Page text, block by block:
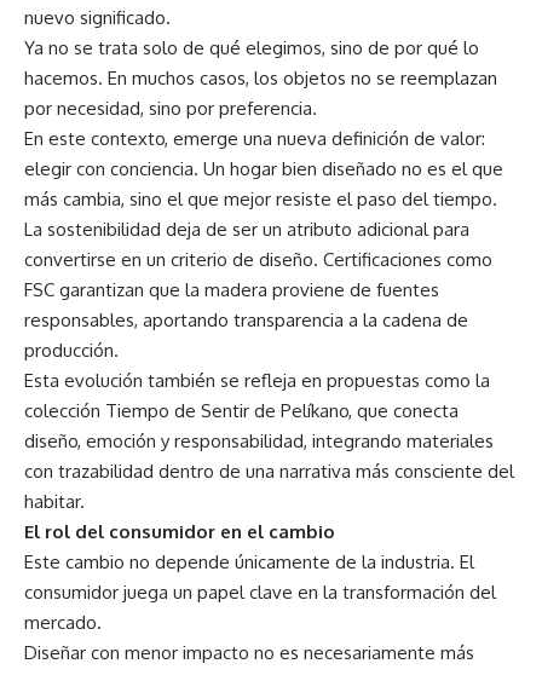
nuevo significado.
Ya no se trata solo de qué elegimos, sino de por qué lo
hacemos. En muchos casos, los objetos no se reemplazan
por necesidad, sino por preferencia.
En este contexto, emerge una nueva definición de valor:
elegir con conciencia. Un hogar bien diseñado no es el que
más cambia, sino el que mejor resiste el paso del tiempo.
La sostenibilidad deja de ser un atributo adicional para
convertirse en un criterio de diseño. Certificaciones como
FSC garantizan que la madera proviene de fuentes
responsables, aportando transparencia a la cadena de
producción.
Esta evolución también se refleja en propuestas como la
colección Tiempo de Sentir de Pelíkano, que conecta
diseño, emoción y responsabilidad, integrando materiales
con trazabilidad dentro de una narrativa más consciente del
habitar.
El rol del consumidor en el cambio
Este cambio no depende únicamente de la industria. El
consumidor juega un papel clave en la transformación del
mercado.
Diseñar con menor impacto no es necesariamente más